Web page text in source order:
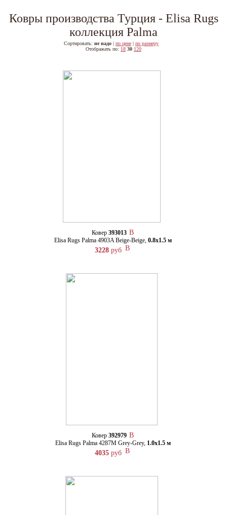
Ковры производства Турция - Elisa Rugs
коллекция Palma
Сортировать: не надо | по цене | по размеру
Отображать по: 18 30 120
Ковер 393013
Elisa Rugs Palma 4903A Beige-Beige, 0.8х1.5 м
3228руб
Ковер 392979
Elisa Rugs Palma 4287M Grey-Grey, 1.0х1.5 м
4035руб